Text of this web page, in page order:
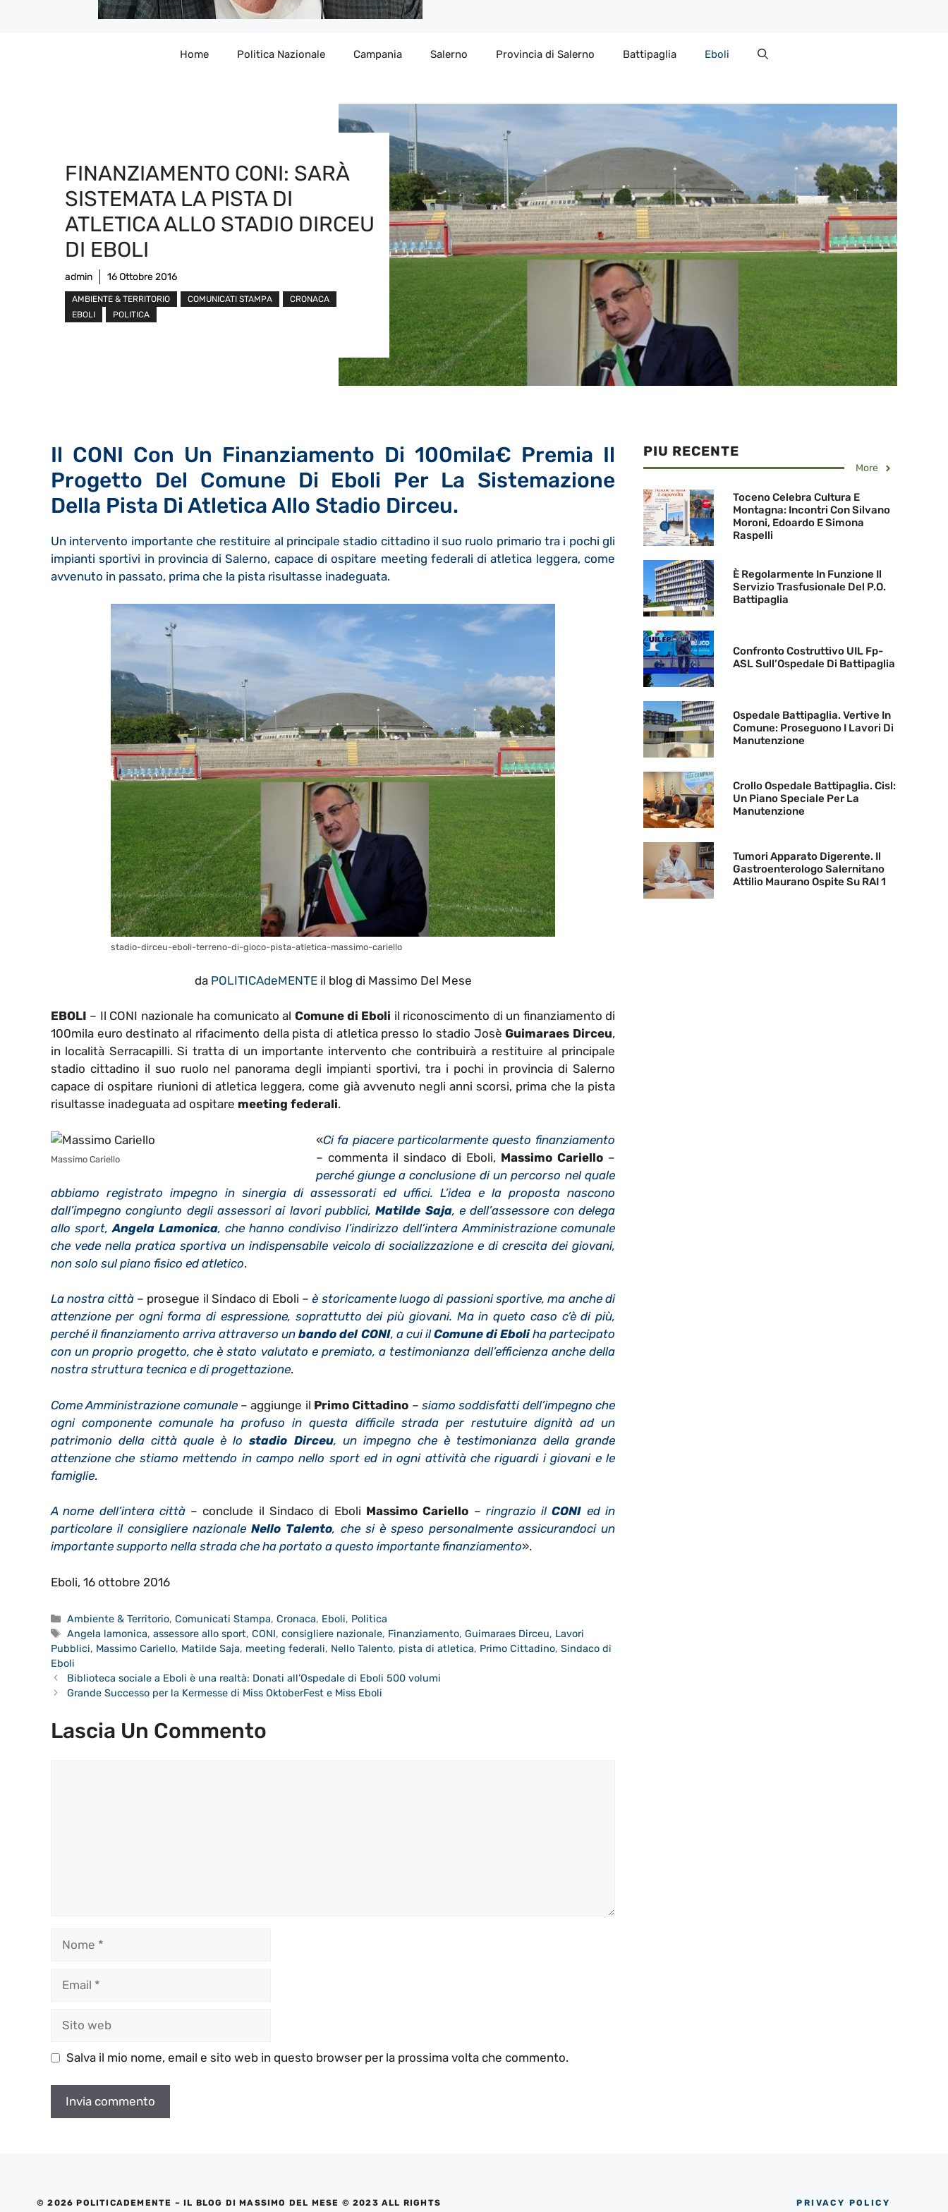
Home Politica Nazionale Campania Salerno Provincia di Salerno Battipaglia Eboli
FINANZIAMENTO CONI: SARÀ
SISTEMATA LA PISTA DI
ATLETICA ALLO STADIO DIRCEU
DI EBOLI
admin 16 Ottobre 2016
AMBIENTE & TERRITORIO COMUNICATI STAMPA
CRONACA
EBOLI
POLITICA
Il CONI Con Un Finanziamento Di 100mila€ Premia Il
Progetto Del Comune Di Eboli Per La Sistemazione
Della Pista Di Atletica Allo Stadio Dirceu.
Un intervento importante che restituire al principale stadio cittadino il suo ruolo primario tra i pochi gli
impianti sportivi in provincia di Salerno, capace di ospitare meeting federali di atletica leggera, come
avvenuto in passato, prima che la pista risultasse inadeguata.
stadio-dirceu-eboli-terreno-di-gioco-pista-atletica-massimo-cariello
da POLITICAdeMENTEil blog di Massimo Del Mese
EBOLI – Il CONI nazionale ha comunicato al Comune di Eboli il riconoscimento di un finanziamento di
100mila euro destinato al rifacimento della pista di atletica presso lo stadio JosèGuimaraes Dirceu,
in località Serracapilli. Si tratta di un importante intervento che contribuirà a restituire al principale
stadio cittadino il suo ruolo nel panorama degli impianti sportivi, tra i pochi in provincia di Salerno
capace di ospitare riunioni di atletica leggera, come già avvenuto negli anni scorsi, prima che la pista
risultasse inadeguata ad ospitare meeting federali.
Massimo Cariello
«Ci fa piacere particolarmente questo finanziamento
– commenta il sindaco di Eboli, Massimo Cariello–
perché giunge a conclusione di un percorso nel quale
abbiamo registrato impegno in sinergia di assessorati ed uffici. L’idea e la proposta nascono
dall’impegno congiunto degli assessori ai lavori pubblici, Matilde Saja, e dell’assessore con delega
allo sport, Angela Lamonica, che hanno condiviso l’indirizzo dell’intera Amministrazione comunale
che vede nella pratica sportiva un indispensabile veicolo di socializzazione e di crescita dei giovani,
non solo sul piano fisico ed atletico.
La nostra città – prosegue il Sindaco di Eboli –è storicamente luogo di passioni sportive, ma anche di
attenzione per ogni forma di espressione, soprattutto dei più giovani. Ma in queto caso c’è di più,
perché il finanziamento arriva attraverso unbando del CONI, a cui ilComune di Eboliha partecipato
con un proprio progetto, che è stato valutato e premiato, a testimonianza dell’efficienza anche della
nostra struttura tecnica e di progettazione.
Come Amministrazione comunale – aggiunge il Primo Cittadino –siamo soddisfatti dell’impegno che
ogni componente comunale ha profuso in questa difficile strada per restutuire dignità ad un
patrimonio della città quale è lostadio Dirceu, un impegno che è testimonianza della grande
attenzione che stiamo mettendo in campo nello sport ed in ogni attività che riguardi i giovani e le
famiglie.
A nome dell’intera città – conclude il Sindaco di Eboli Massimo Cariello – ringrazio ilCONI ed in
particolare il consigliere nazionaleNello Talento, che si è speso personalmente assicurandoci un
importante supporto nella strada che ha portato a questo importante finanziamento».
Eboli, 16 ottobre 2016
Categorie
Ambiente & Territorio,Comunicati Stampa,Cronaca, Eboli, Politica
Tag
Angela lamonica,assessore allo sport,CONI,consigliere nazionale, Finanziamento,Guimaraes Dirceu, Lavori
Pubblici, Massimo Cariello, Matilde Saja, meeting federali, Nello Talento, pista di atletica, Primo Cittadino, Sindaco di
Eboli
Biblioteca sociale a Eboli è una realtà: Donati all’Ospedale di Eboli 500 volumi
Grande Successo per la Kermesse di Miss OktoberFest e Miss Eboli
Lascia Un Commento
Salva il mio nome, email e sito web in questo browser per la prossima volta che commento.
PIU RECENTE
More
Toceno Celebra Cultura E
Montagna: Incontri Con Silvano
Moroni, Edoardo E Simona
Raspelli
È Regolarmente In Funzione Il
Servizio Trasfusionale Del P.O.
Battipaglia
Confronto Costruttivo UIL Fp-
ASL Sull’Ospedale Di Battipaglia
Ospedale Battipaglia. Vertive In
Comune: Proseguono I Lavori Di
Manutenzione
Crollo Ospedale Battipaglia. Cisl:
Un Piano Speciale Per La
Manutenzione
Tumori Apparato Digerente. Il
Gastroenterologo Salernitano
Attilio Maurano Ospite Su RAI 1
© 2026 POLITICADEMENTE – IL BLOG DI MASSIMO DEL MESE © 2023 ALL RIGHTS
PRIVACY POLICY